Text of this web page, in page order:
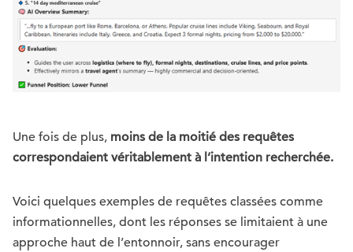
Une fois de plus, moins de la moitié des requêtes
correspondaient véritablement à l’intention recherchée.
Voici quelques exemples de requêtes classées comme
informationnelles, dont les réponses se limitaient à une
approche haut de l’entonnoir, sans encourager